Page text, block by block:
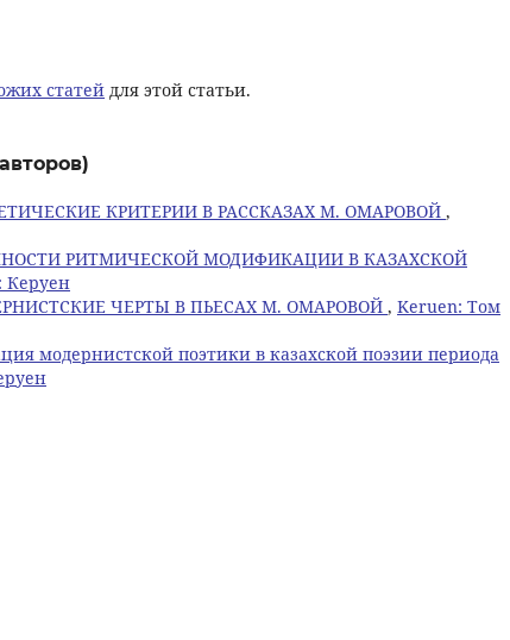
статей для этой статьи.
КРИТЕРИИ В РАССКАЗАХ М. ОМАРОВОЙ ,
РИТМИЧЕСКОЙ МОДИФИКАЦИИ В КАЗАХСКОЙ
Керуен
ЧЕРТЫ В ПЬЕСАХ М. ОМАРОВОЙ , Keruen: Том
модернистской поэтики в казахской поэзии периода